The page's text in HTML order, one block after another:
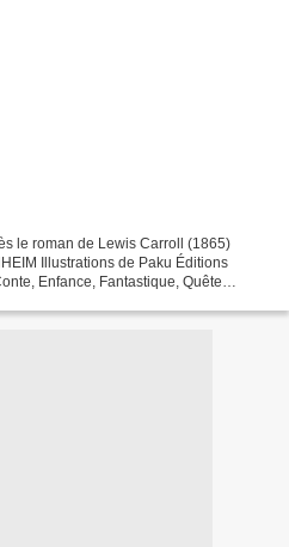
le roman de Lewis Carroll (1865)
Illustrations de Paku Éditions
Enfance, Fantastique, Quête